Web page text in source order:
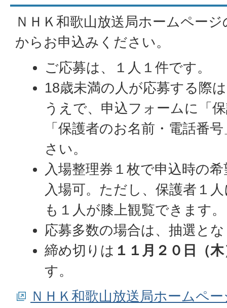
ＮＨＫ和歌山放送局ホームペー
からお申込みください。
ご応募は、１人１件です。
18歳未満の人が応募する際
うえで、申込フォームに「
「保護者のお名前・電話番
さい。
入場整理券１枚で申込時の
入場可。ただし、保護者１
も１人が膝上観覧できます。
応募多数の場合は、抽選と
締め切りは １１月２０日（
す。
ＮＨＫ和歌山放送局ホームペ